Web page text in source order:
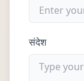
संदेश